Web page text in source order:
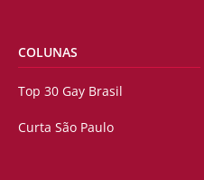
COLUNAS
Top 30 Gay Brasil
Curta São Paulo